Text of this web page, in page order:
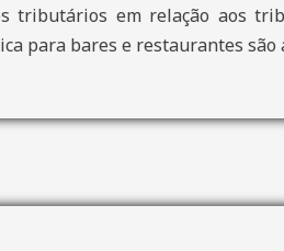
tributários em relação aos
para bares e restaurantes são